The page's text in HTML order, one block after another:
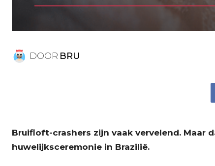
DOOR BRU
Bruifloft-crashers zijn vaak vervelend. Maar
huwelijksceremonie in Brazilië.